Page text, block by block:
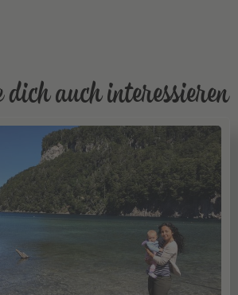
JuBi
auch interessieren